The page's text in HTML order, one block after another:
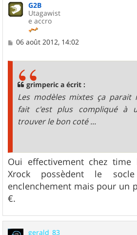
G2B
Utagawist
e accro
M
06 août 2012, 14:02
grimperic a écrit :
Les modèles mixtes ça parait
fait c'est plus compliqué à
trouver le bon coté ...
Oui effectivement chez
Xrock possèdent le
enclenchement mais pour un
€.
gerald_83